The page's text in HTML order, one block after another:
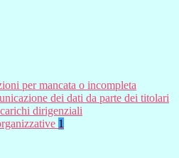
per mancata o incompleta
dei dati da parte dei titolari
dirigenziali
1